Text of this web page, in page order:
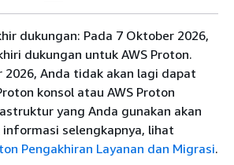
dukungan: Pada 7 Oktober 2026,
dukungan untuk AWS Proton.
2026, Anda tidak akan lagi dapat
konsol atau AWS Proton
yang Anda gunakan akan
selengkapnya, lihat
Pengakhiran Layanan dan Migrasi.